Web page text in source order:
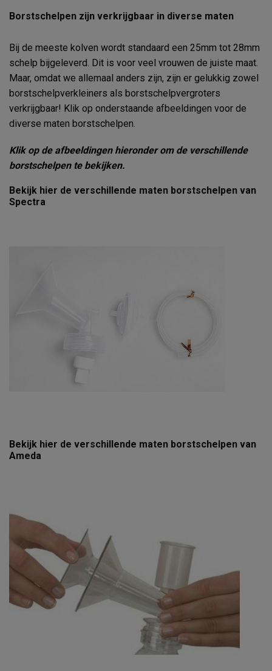
Borstschelpen zijn verkrijgbaar in diverse maten
Bij de meeste kolven wordt standaard een 25mm tot 28mm
schelp bijgeleverd. Dit is voor veel vrouwen de juiste maat.
Maar, omdat we allemaal anders zijn, zijn er gelukkig zowel
borstschelpverkleiners als borstschelpvergroters
verkrijgbaar! Klik op onderstaande afbeeldingen voor de
diverse maten borstschelpen.
Klik op de afbeeldingen hieronder om de verschillende
borstschelpen te bekijken.
Bekijk hier de verschillende maten borstschelpen van
Spectra
Bekijk hier de verschillende maten borstschelpen van
Ameda